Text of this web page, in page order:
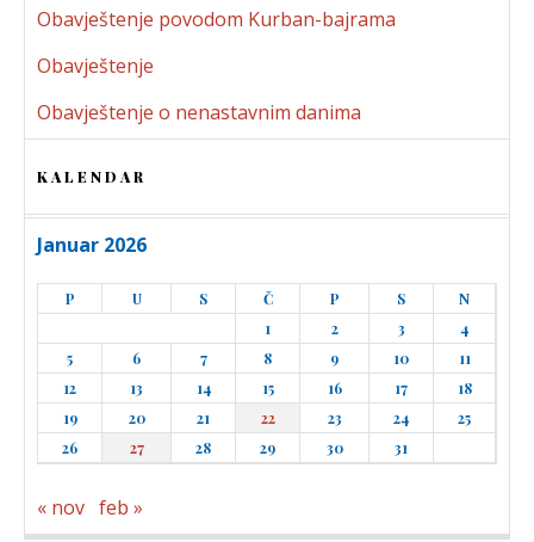
Obavještenje povodom Kurban-bajrama
Obavještenje
Obavještenje o nenastavnim danima
KALENDAR
Januar 2026
P U S Č P S
N
1
2 3
4
5
6 7 8 9 10
11
12
13 14 15 16 17
18
19
20 21 22 23 24
25
26
27 28 29 30 31
« nov feb »